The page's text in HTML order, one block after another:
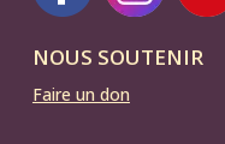
NOUS SOUTENIR
Faire un don